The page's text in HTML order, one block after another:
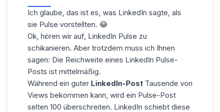
Ich glaube, das ist es, was LinkedIn sagte, als
sie Pulse vorstellten. 😂
Ok, hören wir auf, LinkedIn Pulse zu
schikanieren. Aber trotzdem muss ich Ihnen
sagen: Die Reichweite eines LinkedIn Pulse-
Posts ist mittelmäßig.
Während ein guter LinkedIn-Post Tausende von
Views bekommen kann, wird ein Pulse-Post
selten 100 überschreiten. LinkedIn schiebt diese